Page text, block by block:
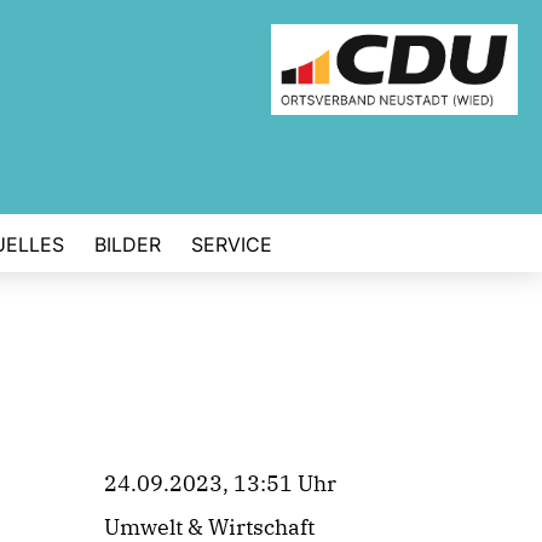
BILDER SERVICE
24.09.2023, 13:51 Uhr
Umwelt & Wirtschaft